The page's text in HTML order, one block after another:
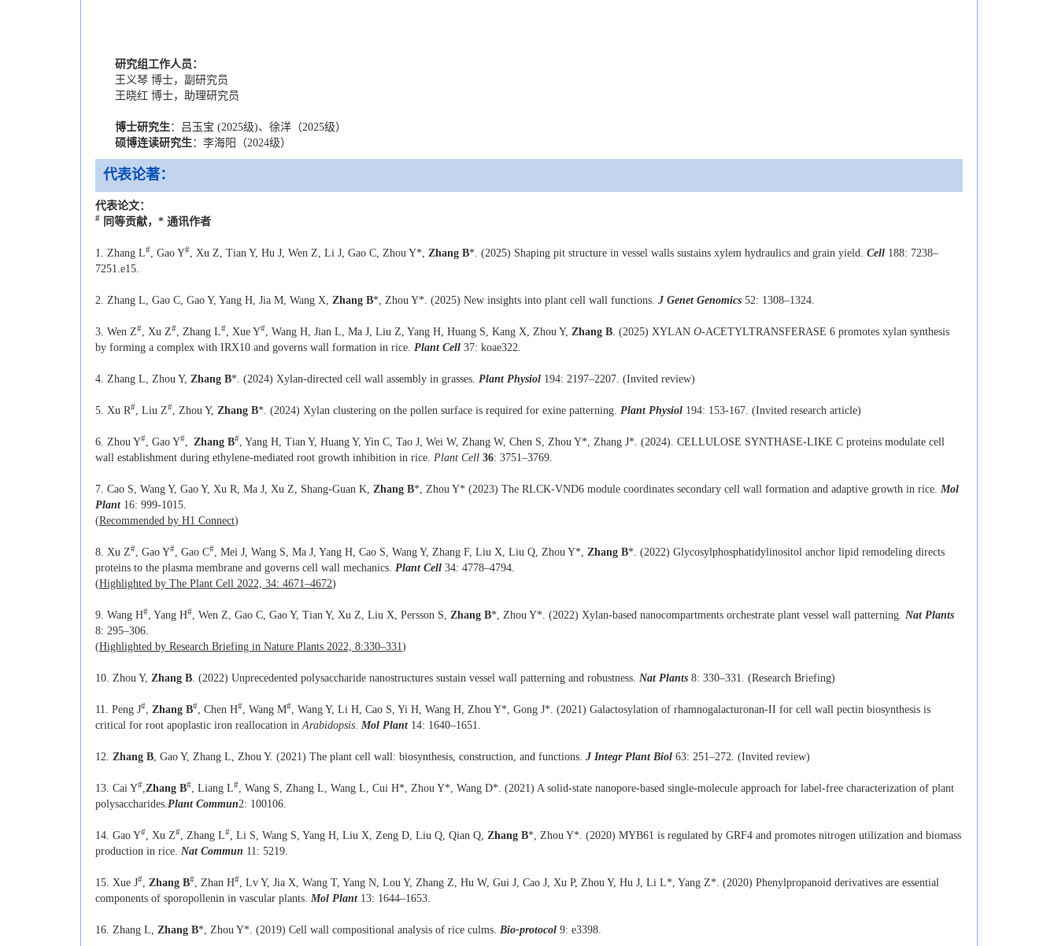
研究组工作人员：
王义琴 博士，副研究员
王晓红 博士，助理研究员
博士研究生：吕玉宝 (2025级)、徐洋（2025级）
硕博连读研究生：李海阳（2024级）
代表论著：
代表论文：
# 同等贡献， * 通讯作者
1. Zhang L#, Gao Y#, Xu Z, Tian Y, Hu J, Wen Z, Li J, Gao C, Zhou Y*, Zhang B*. (2025) Shaping pit structure in vessel walls sustains xylem hydraulics and grain yield. Cell 188: 7238–
7251.e15.
2. Zhang L, Gao C, Gao Y, Yang H, Jia M, Wang X, Zhang B*, Zhou Y*. (2025) New insights into plant cell wall functions. J Genet Genomics 52: 1308–1324.
3. Wen Z#, Xu Z#, Zhang L#, Xue Y#, Wang H, Jian L, Ma J, Liu Z, Yang H, Huang S, Kang X, Zhou Y, Zhang B. (2025) XYLAN O-ACETYLTRANSFERASE 6 promotes xylan synthesis
by forming a complex with IRX10 and governs wall formation in rice. Plant Cell 37: koae322.
4. Zhang L, Zhou Y, Zhang B*. (2024) Xylan-directed cell wall assembly in grasses. Plant Physiol 194: 2197–2207. (Invited review)
5. Xu R#, Liu Z#, Zhou Y, Zhang B*. (2024) Xylan clustering on the pollen surface is required for exine patterning. Plant Physiol 194: 153-167. (Invited research article)
6. Zhou Y#, Gao Y#, Zhang B#, Yang H, Tian Y, Huang Y, Yin C, Tao J, Wei W, Zhang W, Chen S, Zhou Y*, Zhang J*. (2024). CELLULOSE SYNTHASE-LIKE C proteins modulate cell
wall establishment during ethylene-mediated root growth inhibition in rice. Plant Cell 36: 3751–3769.
7. Cao S, Wang Y, Gao Y, Xu R, Ma J, Xu Z, Shang-Guan K, Zhang B*, Zhou Y* (2023) The RLCK-VND6 module coordinates secondary cell wall formation and adaptive growth in rice. Mol
Plant16: 999-1015.
(Recommended by H1 Connect)
8. Xu Z#, Gao Y#, Gao C#, Mei J, Wang S, Ma J, Yang H, Cao S, Wang Y, Zhang F, Liu X, Liu Q, Zhou Y*, Zhang B*. (2022) Glycosylphosphatidylinositol anchor lipid remodeling directs
proteins to the plasma membrane and governs cell wall mechanics. Plant Cell 34: 4778–4794.
(Highlighted by The Plant Cell 2022, 34: 4671–4672)
9. Wang H#, Yang H#, Wen Z, Gao C, Gao Y, Tian Y, Xu Z, Liu X, Persson S, Zhang B*, Zhou Y*. (2022) Xylan-based nanocompartments orchestrate plant vessel wall patterning. Nat Plants
8: 295–306.
(Highlighted by Research Briefing in Nature Plants 2022, 8:330–331)
10. Zhou Y, Zhang B. (2022) Unprecedented polysaccharide nanostructures sustain vessel wall patterning and robustness. Nat Plants 8: 330–331. (Research Briefing)
11. Peng J#, Zhang B#, Chen H#, Wang M#, Wang Y, Li H, Cao S, Yi H, Wang H, Zhou Y*, Gong J*. (2021) Galactosylation of rhamnogalacturonan-II for cell wall pectin biosynthesis is
critical for root apoplastic iron reallocation inArabidopsis. Mol Plant14: 1640–1651.
12. Zhang B, Gao Y, Zhang L, Zhou Y. (2021) The plant cell wall: biosynthesis, construction, and functions. J Integr Plant Biol 63: 251–272. (Invited review)
13. Cai Y#,Zhang B#, Liang L#, Wang S, Zhang L, Wang L, Cui H*, Zhou Y*, Wang D*. (2021) A solid-state nanopore-based single-molecule approach for label-free characterization of plant
polysaccharides.Plant Commun2: 100106.
14. Gao Y#, Xu Z#, Zhang L#, Li S, Wang S, Yang H, Liu X, Zeng D, Liu Q, Qian Q, Zhang B*, Zhou Y*. (2020) MYB61 is regulated by GRF4 and promotes nitrogen utilization and biomass
production in rice. Nat Commun 11: 5219.
15. Xue J#, Zhang B#, Zhan H#, Lv Y, Jia X, Wang T, Yang N, Lou Y, Zhang Z, Hu W, Gui J, Cao J, Xu P, Zhou Y, Hu J, Li L*, Yang Z*. (2020) Phenylpropanoid derivatives are essential
components of sporopollenin in vascular plants. Mol Plant13: 1644–1653.
16. Zhang L, Zhang B*, Zhou Y*. (2019) Cell wall compositional analysis of rice culms. Bio-protocol 9: e3398.